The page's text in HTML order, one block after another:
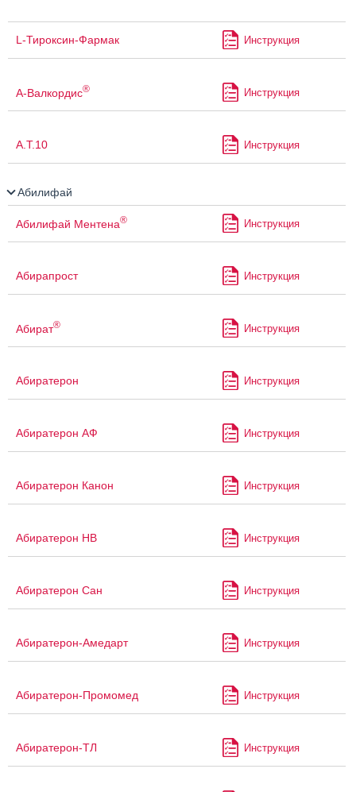
L-Тироксин-Фармак Инструкция
А-Валкордис® Инструкция
А.Т.10 Инструкция
Абилифай
Абилифай Ментена® Инструкция
Абирапрост Инструкция
Абират® Инструкция
Абиратерон Инструкция
Абиратерон АФ Инструкция
Абиратерон Канон Инструкция
Абиратерон НВ Инструкция
Абиратерон Сан Инструкция
Абиратерон-Амедарт Инструкция
Абиратерон-Промомед Инструкция
Абиратерон-ТЛ Инструкция